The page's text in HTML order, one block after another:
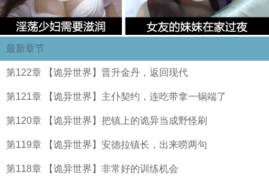
最新章节
第122章 【诡异世界】晋升金丹，返回现代
第121章 【诡异世界】主仆契约，连吃带拿一锅端了
第120章 【诡异世界】把镇上的诡异当成野怪刷
第119章 【诡异世界】安德拉镇长，出来唠两句
第118章 【诡异世界】非常好的训练机会